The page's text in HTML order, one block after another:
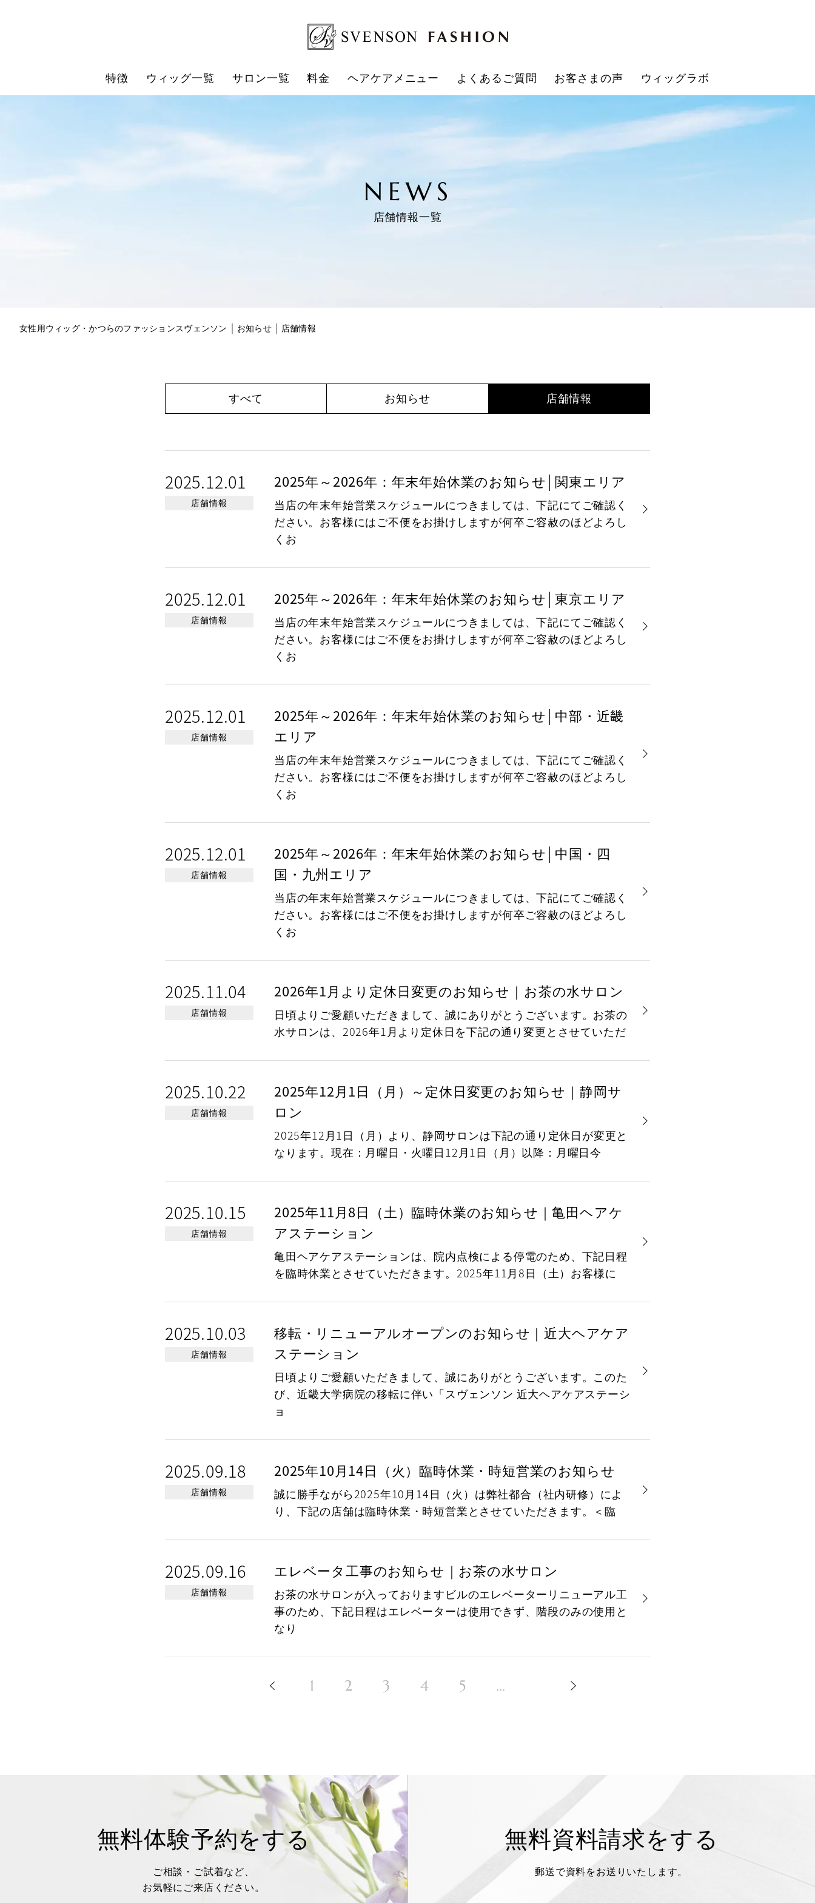
特徴 ウィッグ一覧 サロン一覧 料金 ヘアケアメニュー よくあるご質問 お客さまの声 ウィッグラボ
NEWS
店舗情報一覧
女性用ウィッグ・かつらのファッションスヴェンソン お知らせ 店舗情報
すべて お知らせ 店舗情報
2025.12.01
店舗情報
2025年～2026年：年末年始休業のお知らせ│関東エリア
当店の年末年始営業スケジュールにつきましては、下記にてご確認く
ださい。お客様にはご不便をお掛けしますが何卒ご容赦のほどよろし
くお
2025.12.01
店舗情報
2025年～2026年：年末年始休業のお知らせ│東京エリア
当店の年末年始営業スケジュールにつきましては、下記にてご確認く
ださい。お客様にはご不便をお掛けしますが何卒ご容赦のほどよろし
くお
2025.12.01
店舗情報
2025年～2026年：年末年始休業のお知らせ│中部・近畿
エリア
当店の年末年始営業スケジュールにつきましては、下記にてご確認く
ださい。お客様にはご不便をお掛けしますが何卒ご容赦のほどよろし
くお
2025.12.01
店舗情報
2025年～2026年：年末年始休業のお知らせ│中国・四
国・九州エリア
当店の年末年始営業スケジュールにつきましては、下記にてご確認く
ださい。お客様にはご不便をお掛けしますが何卒ご容赦のほどよろし
くお
2025.11.04
店舗情報
2026年1月より定休日変更のお知らせ｜お茶の水サロン
日頃よりご愛顧いただきまして、誠にありがとうございます。お茶の
水サロンは、2026年1月より定休日を下記の通り変更とさせていただ
2025.10.22
店舗情報
2025年12月1日（月）～定休日変更のお知らせ｜静岡サ
ロン
2025年12月1日（月）より、静岡サロンは下記の通り定休日が変更と
なります。現在：月曜日・火曜日12月1日（月）以降：月曜日今
2025.10.15
店舗情報
2025年11月8日（土）臨時休業のお知らせ｜亀田ヘアケ
アステーション
亀田ヘアケアステーションは、院内点検による停電のため、下記日程
を臨時休業とさせていただきます。2025年11月8日（土）お客様に
2025.10.03
店舗情報
移転・リニューアルオープンのお知らせ｜近大ヘアケア
ステーション
日頃よりご愛顧いただきまして、誠にありがとうございます。このた
び、近畿大学病院の移転に伴い「スヴェンソン 近大ヘアケアステーシ
ョ
2025.09.18
店舗情報
2025年10月14日（火）臨時休業・時短営業のお知らせ
誠に勝手ながら2025年10月14日（火）は弊社都合（社内研修）によ
り、下記の店舗は臨時休業・時短営業とさせていただきます。＜臨
2025.09.16
店舗情報
エレベータ工事のお知らせ｜お茶の水サロン
お茶の水サロンが入っておりますビルのエレベーターリニューアル工
事のため、下記日程はエレベーターは使用できず、階段のみの使用と
なり
1 2 3 4 5 ...
無料体験予約をする
ご相談・ご試着など、
お気軽にご来店ください。
無料資料請求をする
郵送で資料をお送りいたします。